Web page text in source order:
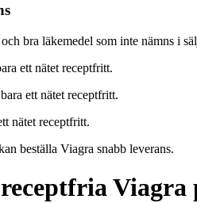
bra läkemedel som inte nämns i
ett nätet receptfritt.
ett nätet receptfritt.
nätet receptfritt.
beställa Viagra snabb leverans.
Viagra